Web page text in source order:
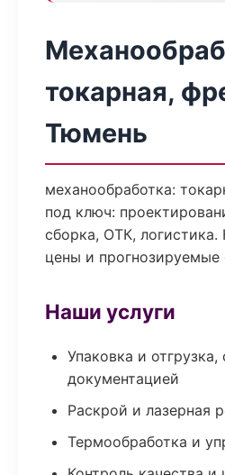
токарная,
Тюмень
механообработка:
под ключ:
сборка, ОТК, логистика.
цены и прогнозируемые
Наши услуги
Упаковка и
документацией
Раскрой и лазерная
Термообработка и